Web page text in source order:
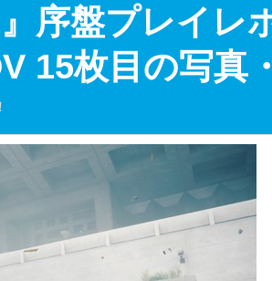
序盤プレイレ
15枚目の写真